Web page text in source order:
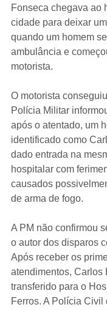
Fonseca chegava ao
cidade para deixar
quando um homem
ambulância e
motorista.
O motorista
Polícia Militar
após o atentado, um
identificado como
dado entrada na
hospitalar com
causados
de arma de fogo.
A PM não confirmou
o autor dos disparos
Após receber os
atendimentos, Carlos
transferido para o
Ferros. A Polícia